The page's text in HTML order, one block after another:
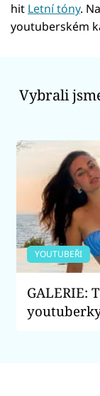
hit Letní tóny.
youtuberském
Vybrali
YOUTUBEŘI
GALERIE: